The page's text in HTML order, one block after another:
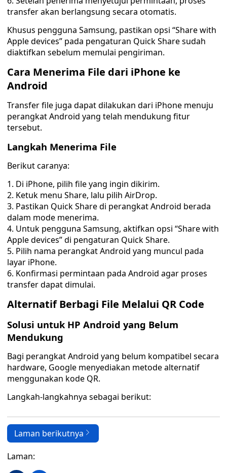
transfer akan berlangsung secara otomatis.
Khusus pengguna Samsung, pastikan opsi “Share with
Apple devices” pada pengaturan Quick Share sudah
diaktifkan sebelum memulai pengiriman.
Cara Menerima File dari iPhone ke
Android
Transfer file juga dapat dilakukan dari iPhone menuju
perangkat Android yang telah mendukung fitur
tersebut.
Langkah Menerima File
Berikut caranya:
Di iPhone, pilih file yang ingin dikirim.
Ketuk menu Share, lalu pilih AirDrop.
Pastikan Quick Share di perangkat Android berada
dalam mode menerima.
Untuk pengguna Samsung, aktifkan opsi “Share with
Apple devices” di pengaturan Quick Share.
Pilih nama perangkat Android yang muncul pada
layar iPhone.
Konfirmasi permintaan pada Android agar proses
transfer dapat dimulai.
Alternatif Berbagi File Melalui QR Code
Solusi untuk HP Android yang Belum
Mendukung
Bagi perangkat Android yang belum kompatibel secara
hardware, Google menyediakan metode alternatif
menggunakan kode QR.
Langkah-langkahnya sebagai berikut:
Laman berikutnya
Laman: